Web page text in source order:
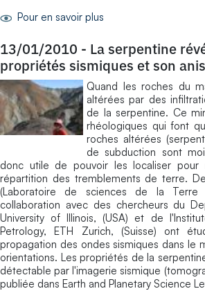
Pour en savoir plus
13/01/2010 - La serpentine
propriétés sismiques et son
Quand les roches du
altérées par des
de la serpentine. Ce
rhéologiques qui font
roches altérées
de subduction sont
donc utile de pouvoir les localiser pour
répartition des tremblements de terre.
(Laboratoire de sciences de la Terre
collaboration avec des chercheurs du
University of Illinois, (USA) et de
Petrology, ETH Zurich, (Suisse) ont
propagation des ondes sismiques dans le
orientations. Les propriétés de la
détectable par l'imagerie sismique
publiée dans Earth and Planetary Science